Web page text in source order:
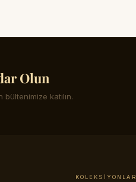
Olun
katılın.
KOLEKSIYONLAR